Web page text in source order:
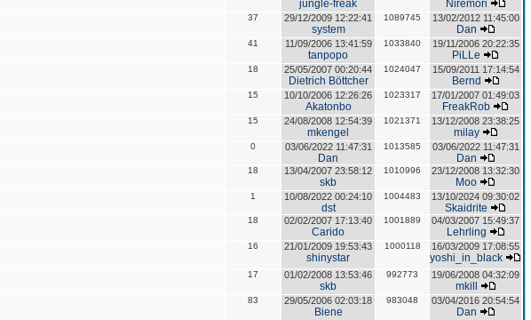
jungle-freak Niremori
37 29/12/2009 12:22:41
system
1089745 13/02/2012 11:45:00
Dan
41 11/09/2006 13:41:59
tanpopo
1033840 19/11/2006 20:22:35
PiLLe
18 25/05/2007 00:20:44
Dietrich Böttcher
1024047 15/09/2011 17:14:54
Bernd
15 10/10/2006 12:26:26
Akatonbo
1023317 17/01/2007 01:49:03
FreakRob
15 24/08/2008 12:54:39
mkengel
1021371 13/12/2008 23:38:25
milay
0 03/06/2022 11:47:31
Dan
1013585 03/06/2022 11:47:31
Dan
18 13/04/2007 23:58:12
skb
1010996 23/12/2008 13:32:30
Moo
1 10/08/2022 00:24:10
dst
1004483 13/10/2024 09:30:02
Skaidrite
18 02/02/2007 17:13:40
Carido
1001889 04/03/2007 15:49:37
Lehrling
16 21/01/2009 19:53:43
shinystar
1000118 16/03/2009 17:08:55
yoshi_in_black
17 01/02/2008 13:53:46
skb
992773 19/06/2008 04:32:09
mkill
83 29/05/2006 02:03:18
Biene
983048 03/04/2016 20:54:54
Dan